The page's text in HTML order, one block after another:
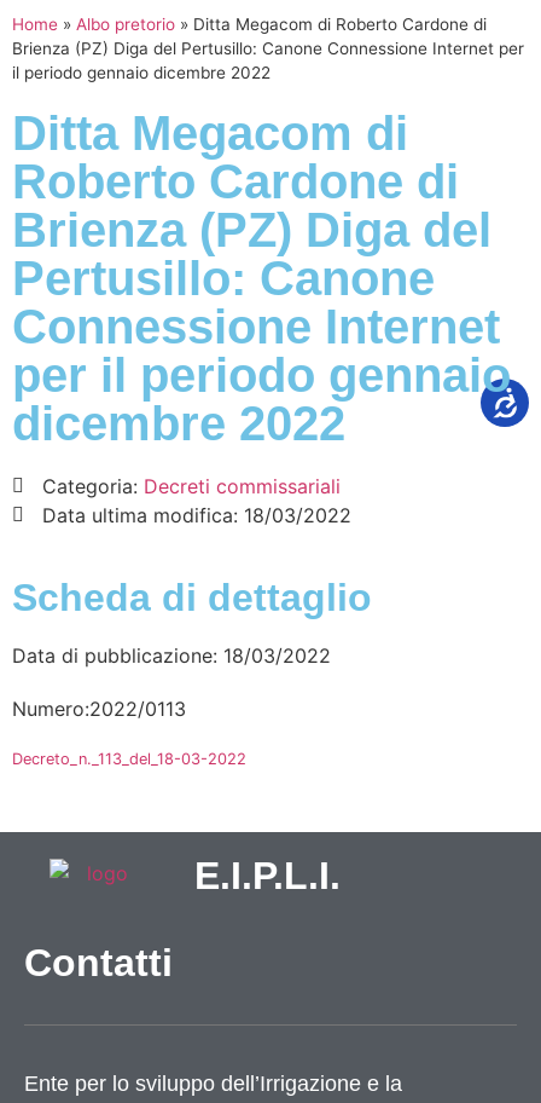
Home » Albo pretorio » Ditta Megacom di Roberto Cardone di
Brienza (PZ) Diga del Pertusillo: Canone Connessione Internet per
il periodo gennaio dicembre 2022
Ditta Megacom di
Roberto Cardone di
Brienza (PZ) Diga del
Pertusillo: Canone
Connessione Internet
per il periodo gennaio
dicembre 2022
Categoria: Decreti commissariali
Data ultima modifica: 18/03/2022
Scheda di dettaglio
Data di pubblicazione: 18/03/2022
Numero:2022/0113
Decreto_n._113_del_18-03-2022
E.I.P.L.I.
Contatti
Ente per lo sviluppo dell’Irrigazione e la